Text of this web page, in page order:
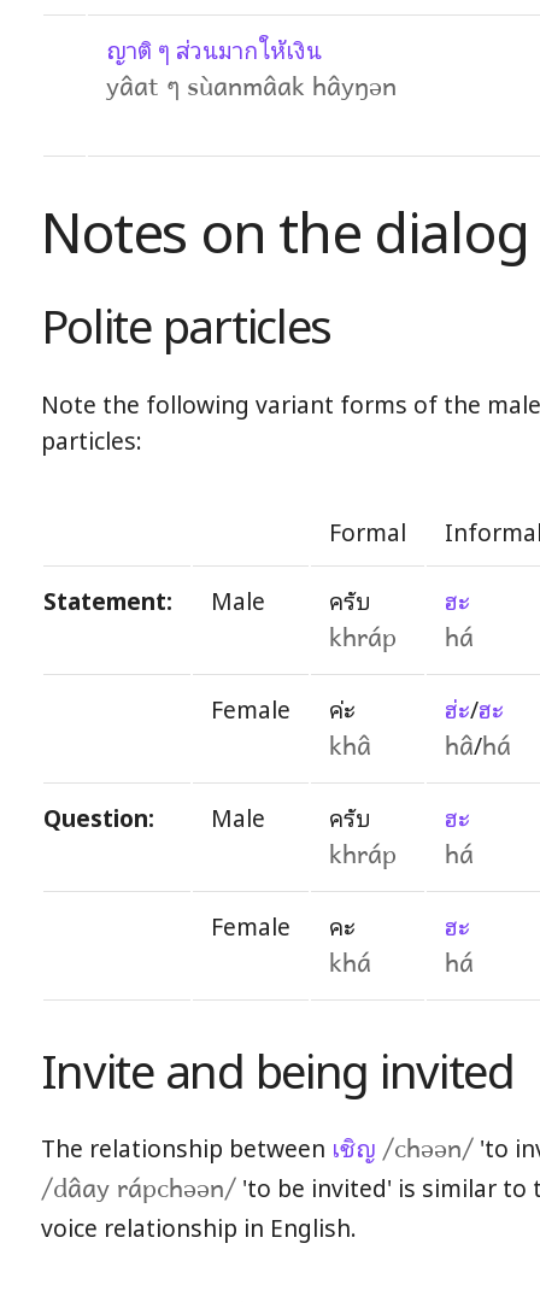
ญาติ ๆ ส่วนมากให้เงิน
yâat ๆ sùanmâak hâyŋən
Notes on the dialog
Polite particles
Note the following variant forms of the
particles:
Formal
Statement: Male ครับ
khráp
ฮะ
há
Female ค่ะ
khâ
ฮ่ะ/ฮะ
hâ/há
Question: Male ครับ
khráp
ฮะ
há
Female คะ
khá
ฮะ
há
Invite and being invited
The relationship between เชิญ /chəən/'to
/dâay rápchəən/'to be invited' is similar to
voice relationship in English.